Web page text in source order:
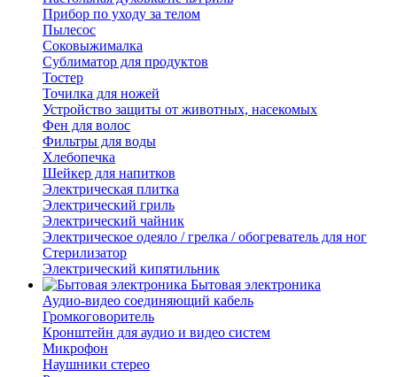
Прибор по уходу за телом
Пылесос
Соковыжималка
Сублиматор для продуктов
Тостер
Точилка для ножей
Устройство защиты от животных, насекомых
Фен для волос
Фильтры для воды
Хлебопечка
Шейкер для напитков
Электрическая плитка
Электрический гриль
Электрический чайник
Электрическое одеяло / грелка / обогреватель для ног
Стерилизатор
Электрический кипятильник
Бытовая электроника
Аудио-видео соединяющий кабель
Громкоговоритель
Кронштейн для аудио и видео систем
Микрофон
Наушники стерео